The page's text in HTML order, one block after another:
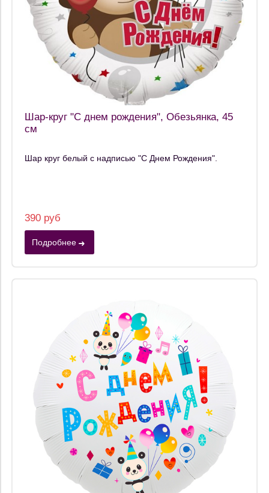
Шар-круг "С днем рождения", Обезьянка, 45
см
Шар круг белый с надписью "С Днем Рождения".
390 руб
Подробнее